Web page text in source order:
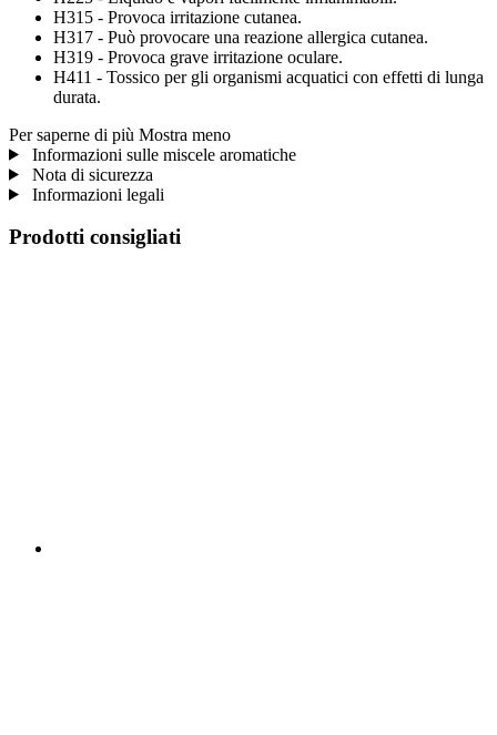
H315 - Provoca irritazione cutanea.
H317 - Può provocare una reazione allergica cutanea.
H319 - Provoca grave irritazione oculare.
H411 - Tossico per gli organismi acquatici con effetti di lunga
durata.
Per saperne di più Mostra meno
Informazioni sulle miscele aromatiche
Nota di sicurezza
Informazioni legali
Prodotti consigliati